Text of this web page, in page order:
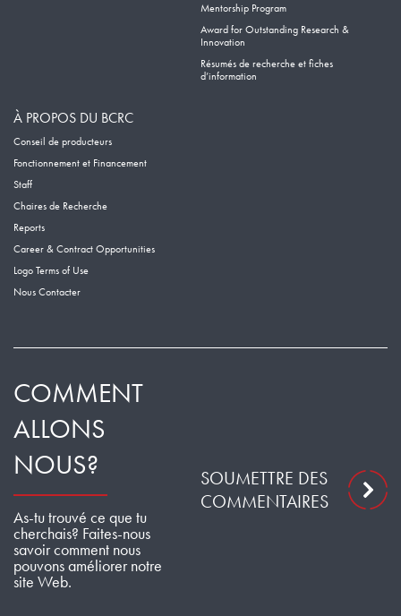
Mentorship Program
Award for Outstanding Research &
Innovation
Résumés de recherche et fiches
d’information
À PROPOS DU BCRC
Conseil de producteurs
Fonctionnement et Financement
Staff
Chaires de Recherche
Reports
Career & Contract Opportunities
Logo Terms of Use
Nous Contacter
COMMENT
ALLONS
NOUS?
As-tu trouvé ce que tu
cherchais? Faites-nous
savoir comment nous
pouvons améliorer notre
site Web.
SOUMETTRE DES
COMMENTAIRES